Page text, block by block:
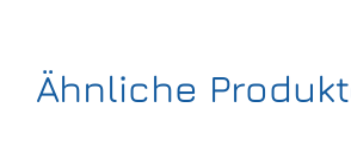
Ähnliche